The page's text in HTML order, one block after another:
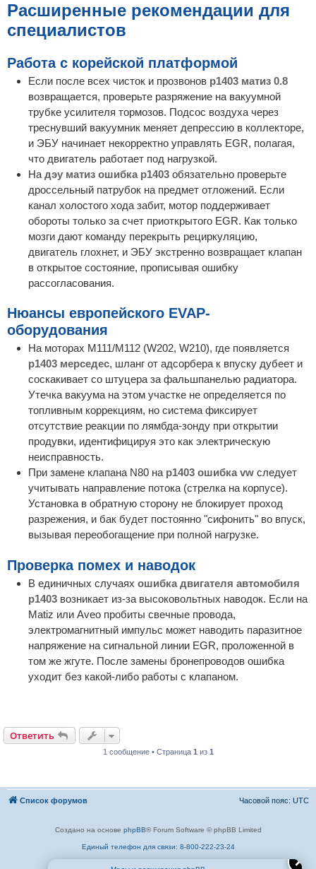
✕
Расширенные рекомендации для
специалистов
Работа с корейской платформой
Если после всех чисток и прозвонов p1403 матиз 0.8
возвращается, проверьте разряжение на вакуумной
трубке усилителя тормозов. Подсос воздуха через
треснувший вакуумник меняет депрессию в коллекторе,
и ЭБУ начинает некорректно управлять EGR, полагая,
что двигатель работает под нагрузкой.
На дэу матиз ошибка p1403 обязательно проверьте
дроссельный патрубок на предмет отложений. Если
канал холостого хода забит, мотор поддерживает
обороты только за счет приоткрытого EGR. Как только
мозги дают команду перекрыть рециркуляцию,
двигатель глохнет, и ЭБУ экстренно возвращает клапан
в открытое состояние, прописывая ошибку
рассогласования.
Нюансы европейского EVAP-
оборудования
На моторах M111/M112 (W202, W210), где появляется
p1403 мерседес, шланг от адсорбера к впуску дубеет и
соскакивает со штуцера за фальшпанелью радиатора.
Утечка вакуума на этом участке не определяется по
топливным коррекциям, но система фиксирует
отсутствие реакции по лямбда-зонду при открытии
продувки, идентифицируя это как электрическую
неисправность.
При замене клапана N80 на p1403 ошибка vw следует
учитывать направление потока (стрелка на корпусе).
Установка в обратную сторону не блокирует проход
разрежения, и бак будет постоянно "сифонить" во впуск,
вызывая переобогащение при полной нагрузке.
Проверка помех и наводок
В единичных случаях ошибка двигателя автомобиля
p1403 возникает из-за высоковольтных наводок. Если на
Matiz или Aveo пробиты свечные провода,
электромагнитный импульс может наводить паразитное
напряжение на сигнальной линии EGR, проложенной в
том же жгуте. После замены бронепроводов ошибка
уходит без какой-либо работы с клапаном.
Ответить
1 сообщение • Страница 1 из 1
Список форумов Часовой пояс: UTC
Создано на основе phpBB® Forum Software © phpBB Limited
Единый телефон для связи: 8-800-222-23-24